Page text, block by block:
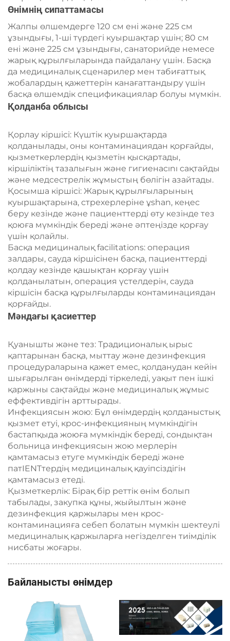
Өнімнің сипаттамасы
Жалпы өлшемдерге 120 см ені және 225 см
ұзындығы, 1-ші түрдегі куыршақтар үшін; 80 см
ені және 225 см ұзындығы, санаторийде немесе
жарық құрылғыларында пайдалану үшін. Басқа
да медициналық сценарилер мен табиғаттық
жобалардың қажеттерін канағаттандыру үшін
басқа өлшемдік спецификациялар болуы мүмкін.
Қолданба облысы
Қорлау кіршісі: Күштік куыршақтарда
қолданылады, оны контаминациядан қорғайды,
қызметкерлердің қызметін қысқартады,
кіршіліктің тазалығын және гигиенасını сақтайды
және медсестрелік жұмыстың бөлігін азайтады.
Қосымша кіршісі: Жарық құрылғыларының
куыршақтарына, стрехерлеріне ұshan, кеңес
беру кезінде және пациенттерді өту кезінде тез
қоюға мүмкіндік береді және әптеңізде қорғау
үшін қолайлы.
Басқа медициналық facilitations: операция
залдары, сауда кіршісінен басқа, пациенттерді
қолдау кезінде қашықтан қорғау үшін
қолданылатын, операция үстелдерін, сауда
кіршісін басқа құрылғыларды контаминациядан
қорғайды.
Мәндағы қасиеттер
Қуанышты және тез: Традиционалық ырыс
қаптарынан басқа, мыттау және дезинфекция
процедураларына қажет емес, қолданудан кейін
шығарылған өнімдерді тіркеледі, уақыт пен ішкі
қаржыны сақтайды және медициналық жұмыс
еффективдігін арттырады.
Инфекциясын жою: Бұл өнімдердің қолданыстық
қызмет етуі, крос-инфекцияның мүмкіндігін
бастапқыда жоюға мүмкіндік береді, сондықтан
больница инфекциясын жою мерлерін
қамтамасыз етуге мүмкіндік береді және
патIENTтердің медициналық қауіпсіздігін
қамтамасыз етеді.
Қызметкерлік: Бірақ бір реттік өнім болып
табылады, закупка құны, жыйылтын және
дезинфекция қаржылары мен крос-
контаминацияға себеп болатын мүмкін шектеулі
медициналық қаржыларға негізделген тиімділік
нисбаты жоғары.
Байланысты өнімдер